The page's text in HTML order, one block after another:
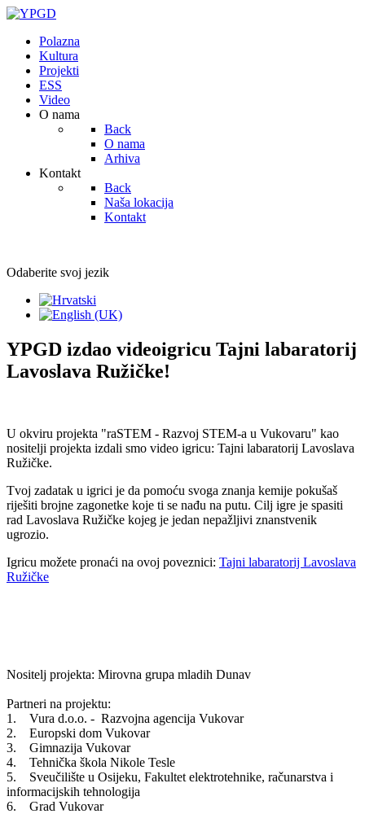
Polazna
Kultura
Projekti
ESS
Video
O nama
Back
O nama
Arhiva
Kontakt
Back
Naša lokacija
Kontakt
Odaberite svoj jezik
YPGD izdao videoigricu Tajni labaratorij
Lavoslava Ružičke!
U okviru projekta "raSTEM - Razvoj STEM-a u Vukovaru" kao
nositelji projekta izdali smo video igricu: Tajni labaratorij Lavoslava
Ružičke.
Tvoj zadatak u igrici je da pomoću svoga znanja kemije pokušaš
riješiti brojne zagonetke koje ti se nađu na putu. Cilj igre je spasiti
rad Lavoslava Ružičke kojeg je jedan nepažljivi znanstvenik
ugrozio.
Igricu možete pronaći na ovoj poveznici: Tajni labaratorij Lavoslava
Ružičke
Nositelj projekta: Mirovna grupa mladih Dunav
Partneri na projektu:
1. Vura d.o.o. - Razvojna agencija Vukovar
2. Europski dom Vukovar
3. Gimnazija Vukovar
4. Tehnička škola Nikole Tesle
5. Sveučilište u Osijeku, Fakultet elektrotehnike, računarstva i
informacijskih tehnologija
6. Grad Vukovar